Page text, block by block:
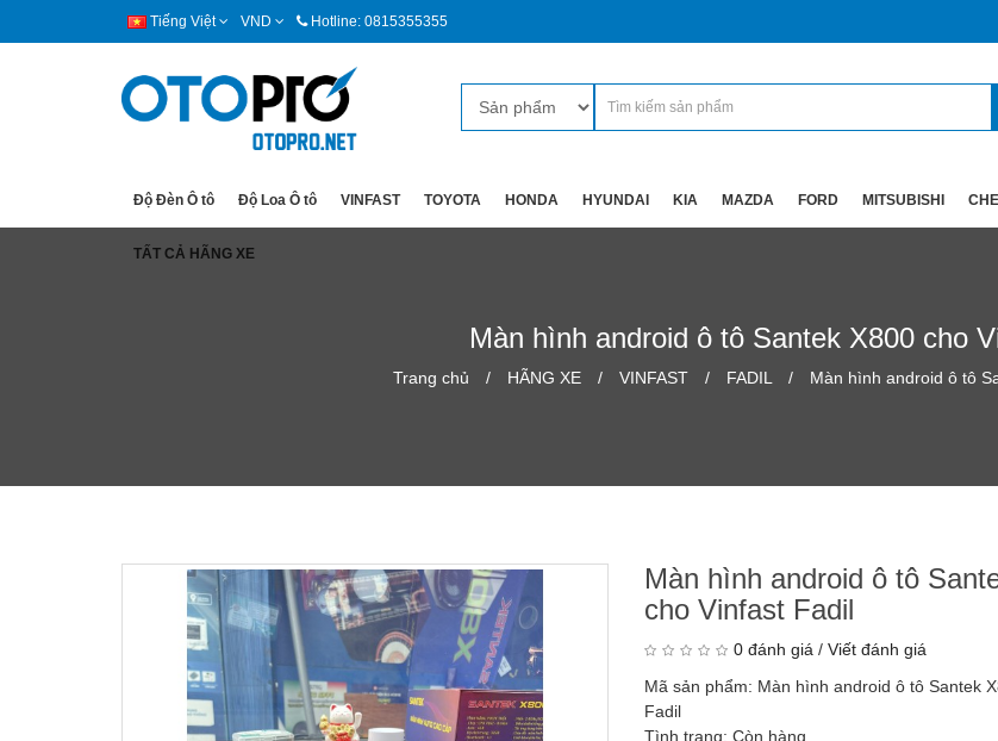
Tiếng Việt VND Hotline: 0815355355
Độ Đèn Ô tô Độ Loa Ô tô VINFAST TOYOTA HONDA HYUNDAI KIA MAZDA FORD MITSUBISHI
TẤT CẢ HÃNG XE
Màn hình android ô tô Santek X800 cho
Trang chủ HÃNG XE VINFAST FADIL Màn hình android ô tô
Màn hình android ô tô
cho Vinfast Fadil
0 đánh giá / Viết đánh giá
Mã sản phẩm: Màn hình android ô tô Santek
Fadil
Tình trạng: Còn hàng